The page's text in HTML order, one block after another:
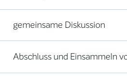
gemeinsame Diskussion
Abschluss und Einsammeln